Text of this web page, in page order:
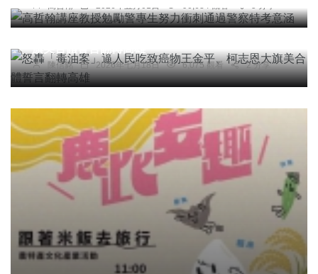
高哲翰 2026年五月01日 90,634 觀看 5 分享
綜合新聞
怒轟「毒油案」逼人民吃致癌物王金平、柯志恩大
陳信銘 2026年七月18日 6,075 觀看 2 分享